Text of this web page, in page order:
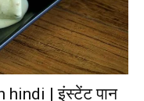
hindi | इंस्टेंट पान